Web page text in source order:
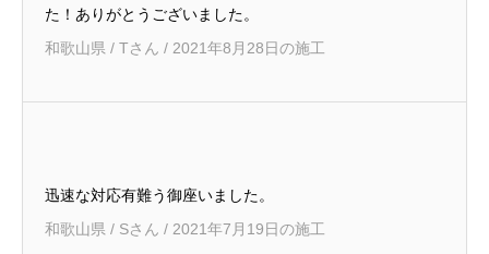
た！ありがとうございました。
和歌山県 / Tさん / 2021年8月28日の施工
迅速な対応有難う御座いました。
和歌山県 / Sさん / 2021年7月19日の施工